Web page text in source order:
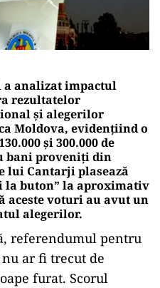
a analizat impactul
rezultatelor
și alegerilor
Moldova, evidențiind o
și 300.000 de
bani proveniți din
lui Cantarji plasează
buton” la aproximativ
aceste voturi au avut un
alegerilor.
referendumul pentru
ar fi trecut de
furat. Scorul